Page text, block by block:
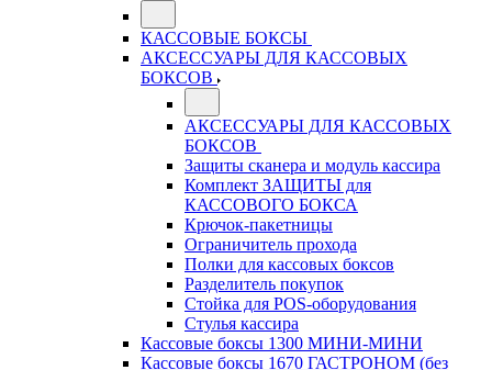
КАССОВЫЕ БОКСЫ
АКСЕССУАРЫ ДЛЯ КАССОВЫХ
БОКСОВ
АКСЕССУАРЫ ДЛЯ КАССОВЫХ
БОКСОВ
Защиты сканера и модуль кассира
Комплект ЗАЩИТЫ для
КАССОВОГО БОКСА
Крючок-пакетницы
Ограничитель прохода
Полки для кассовых боксов
Разделитель покупок
Стойка для POS-оборудования
Стулья кассира
Кассовые боксы 1300 МИНИ-МИНИ
Кассовые боксы 1670 ГАСТРОНОМ (без